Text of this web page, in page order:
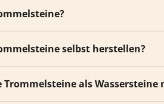
selbst herstellen?
Trommelsteine als Wassersteine